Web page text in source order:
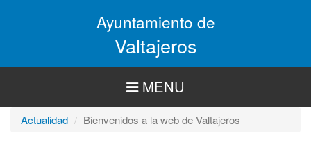
Ayuntamiento de
Valtajeros
MENU
Actualidad Bienvenidos a la web de Valtajeros